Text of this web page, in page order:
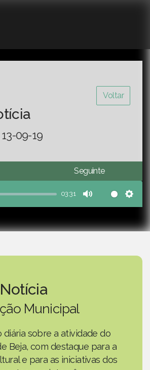
Voltar
09-19
Seguinte
03:31
Mute
Municipal
diária sobre a atividade do
Beja, com destaque para a
e para as iniciativas dos